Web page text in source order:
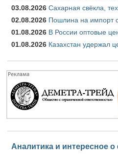
03.08.2026 Сахарная свёкла,
02.08.2026 Пошлина на импорт
01.08.2026 В России оптовые
01.08.2026 Казахстан удержал
Аналитика и интересное о